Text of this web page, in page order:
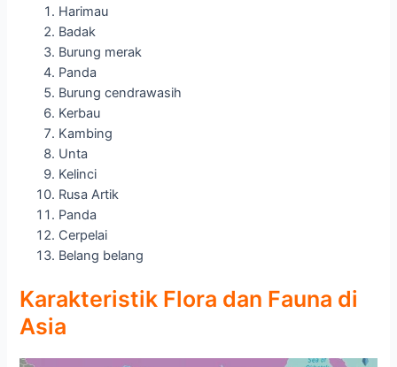
Harimau
Badak
Burung merak
Panda
Burung cendrawasih
Kerbau
Kambing
Unta
Kelinci
Rusa Artik
Panda
Cerpelai
Belang belang
Karakteristik Flora dan Fauna di
Asia